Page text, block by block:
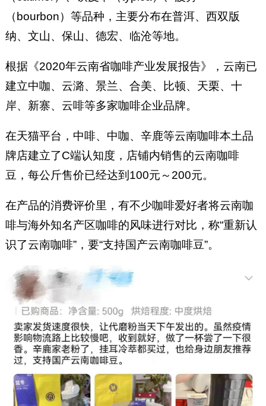
（bourbon）等品种，主要分布在普洱、西双版
纳、文山、保山、德宏、临沧等地。
根据《2020年云南省咖啡产业发展报告》，云南已
建立中咖、云潞、景兰、合美、比顿、天栗、十
岸、新寨、云啡等多家咖啡企业品牌。
在天猫平台，中啡、中咖、辛鹿等云南咖啡本土品
牌店建立了C端认知度，店铺内销售的云南咖啡
豆，每公斤售价已经达到100元～200元。
在产品的消费评价里，有不少咖啡爱好者将云南咖
啡与海外知名产区咖啡的风味进行对比，称“重新认
识了云南咖啡”，要“支持国产云南咖啡豆”。